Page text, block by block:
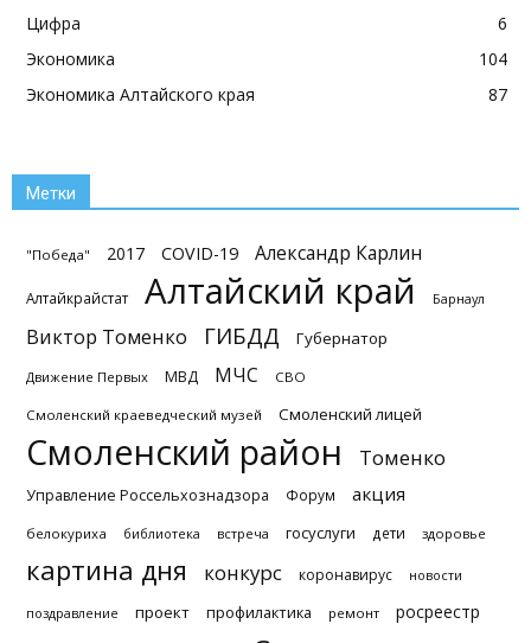
Цифра
6
Экономика
104
Экономика Алтайского края
87
Метки
"Победа" 2017 COVID-19 Александр Карлин
Алтайкрайстат Алтайский край Барнаул
Виктор Томенко ГИБДД Губернатор
Движение Первых МВД МЧС СВО
Смоленский краеведческий музей Смоленский лицей
Смоленский район Томенко
Управление Россельхознадзора Форум акция
белокуриха библиотека встреча госуслуги дети здоровье
картина дня конкурс коронавирус новости
поздравление проект профилактика ремонт росреестр